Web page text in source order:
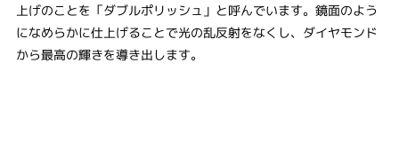
上げのことを「ダブルポリッシュ」と呼んでいます。鏡面のよう
になめらかに仕上げることで光の乱反射をなくし、ダイヤモンド
から最高の輝きを導き出します。